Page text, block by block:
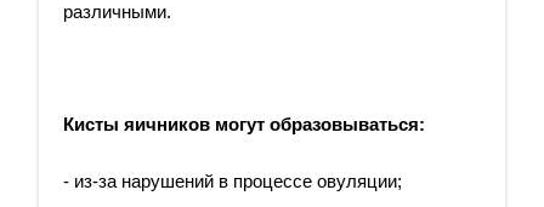
различными.
Кисты яичников могут образовываться:
- из-за нарушений в процессе овуляции;